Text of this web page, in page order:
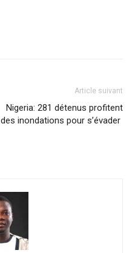
Article suivant
Nigeria: 281 détenus profitent
des inondations pour s’évader